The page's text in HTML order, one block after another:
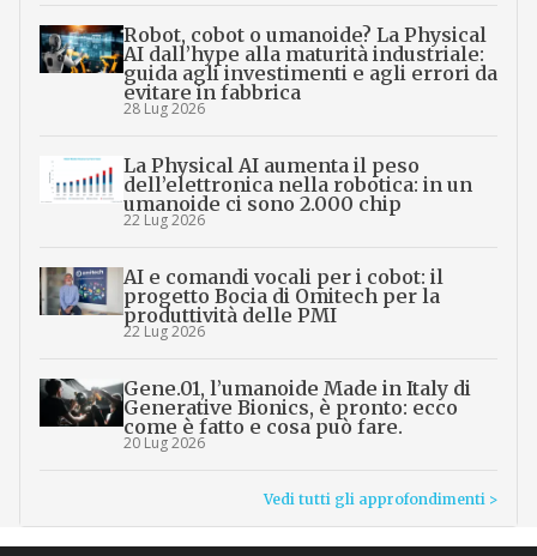
Robot, cobot o umanoide? La Physical
AI dall’hype alla maturità industriale:
guida agli investimenti e agli errori da
evitare in fabbrica
28 Lug 2026
La Physical AI aumenta il peso
dell’elettronica nella robotica: in un
umanoide ci sono 2.000 chip
22 Lug 2026
AI e comandi vocali per i cobot: il
progetto Bocia di Omitech per la
produttività delle PMI
22 Lug 2026
Gene.01, l’umanoide Made in Italy di
Generative Bionics, è pronto: ecco
come è fatto e cosa può fare.
20 Lug 2026
Vedi tutti gli approfondimenti >